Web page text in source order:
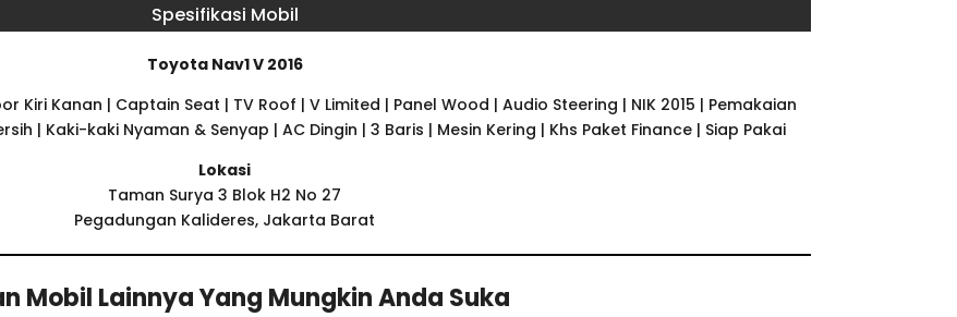
Spesifikasi Mobil
Toyota Nav1 V 2016
Kiri Kanan | Captain Seat | TV Roof | V Limited | Panel Wood | Audio Steering | NIK 2015 | Pemakaian
| Kaki-kaki Nyaman & Senyap | AC Dingin | 3 Baris | Mesin Kering | Khs Paket Finance | Siap Pakai
Lokasi
Taman Surya 3 Blok H2 No 27
Pegadungan Kalideres, Jakarta Barat
Mobil Lainnya Yang Mungkin Anda Suka